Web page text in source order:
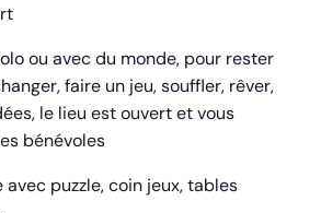
ou avec du monde, pour rester
faire un jeu, souffler, rêver,
le lieu est ouvert et vous
bénévoles
avec puzzle, coin jeux, tables